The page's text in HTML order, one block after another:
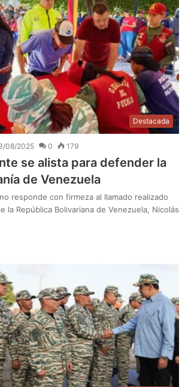
Destacada
08/2025 0 179
se alista para defender la
de Venezuela
responde con firmeza al llamado realizado
la República Bolivariana de Venezuela, Nicolás